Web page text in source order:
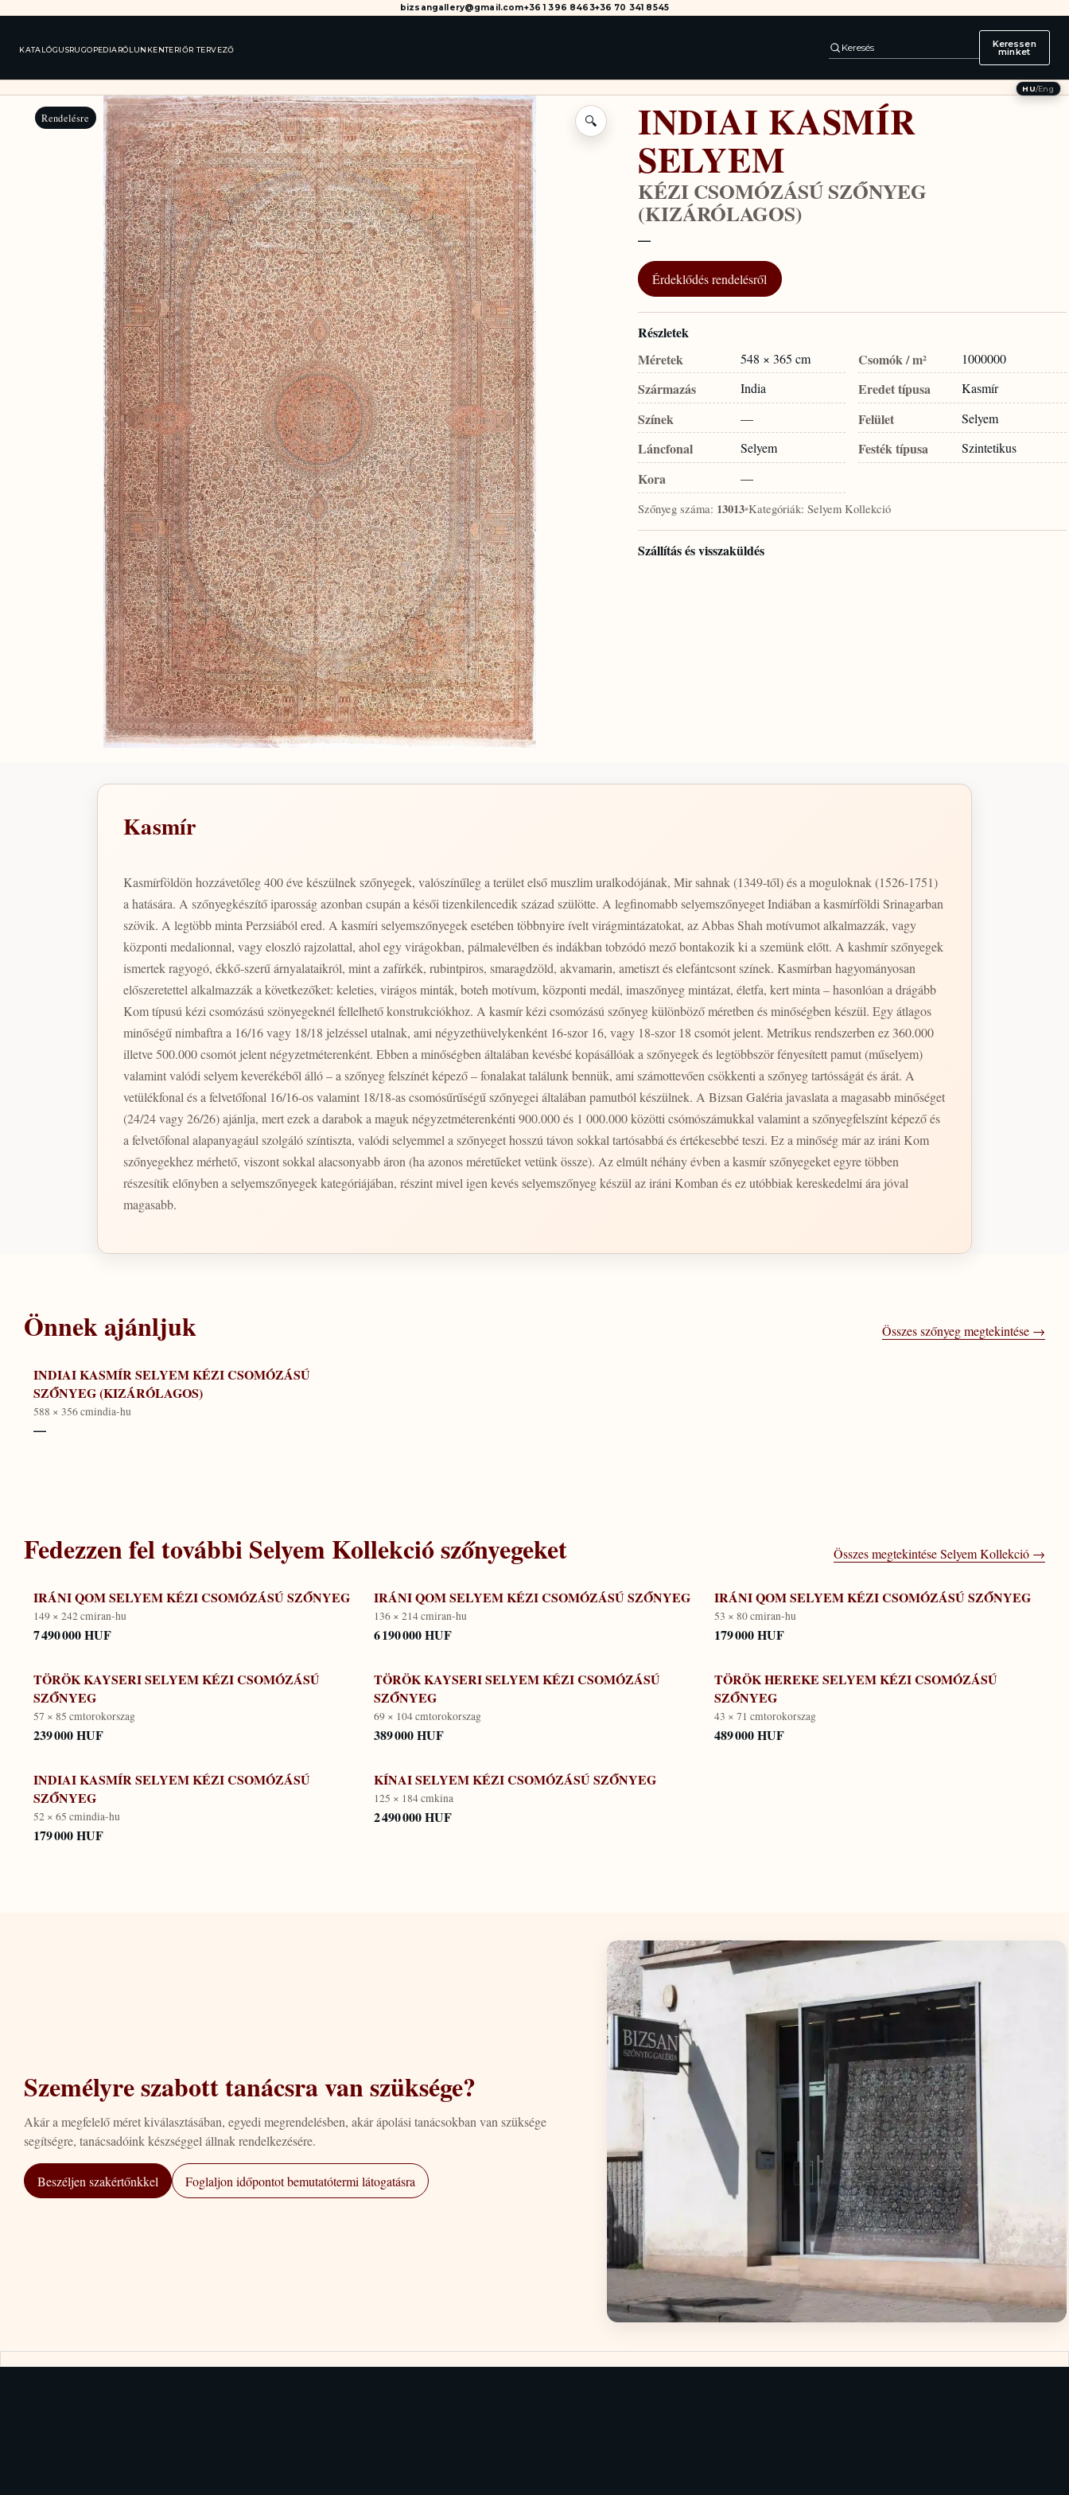
bizsangallery@gmail.com+36 1 396 8463+36 70 341 8545
KATALÓGUSRUGOPEDIARÓLUNKENTERIŐR TERVEZŐ Keresés Keressen
minket
HU/Eng
Rendelésre 🔍 INDIAI KASMÍR
SELYEM
KÉZI CSOMÓZÁSÚ SZŐNYEG
(KIZÁRÓLAGOS)
—
Érdeklődés rendelésről
Részletek
Méretek
548 × 365 cm Csomók / m² 1000000
Származás India Eredet típusa Kasmír
Színek — Felület Selyem
Láncfonal Selyem Festék típusa Szintetikus
Kora —
Szőnyeg száma: 13013•Kategóriák: Selyem Kollekció
Szállítás és visszaküldés
Kasmír
Kasmírföldön hozzávetőleg 400 éve készülnek szőnyegek, valószínűleg a terület első muszlim uralkodójának, Mir sahnak (1349-től) és a moguloknak (1526-1751)
a hatására. A szőnyegkészítő iparosság azonban csupán a késői tizenkilencedik század szülötte. A legfinomabb selyemszőnyeget Indiában a kasmírföldi Srinagarban
szövik. A legtöbb minta Perzsiából ered. A kasmíri selyemszőnyegek esetében többnyire ívelt virágmintázatokat, az Abbas Shah motívumot alkalmazzák, vagy
központi medalionnal, vagy eloszló rajzolattal, ahol egy virágokban, pálmalevélben és indákban tobzódó mező bontakozik ki a szemünk előtt. A kashmír szőnyegek
ismertek ragyogó, ékkő-szerű árnyalataikról, mint a zafírkék, rubintpiros, smaragdzöld, akvamarin, ametiszt és elefántcsont színek. Kasmírban hagyományosan
előszeretettel alkalmazzák a következőket: keleties, virágos minták, boteh motívum, központi medál, imaszőnyeg mintázat, életfa, kert minta – hasonlóan a drágább
Kom típusú kézi csomózású szönyegeknél fellelhető konstrukciókhoz. A kasmír kézi csomózású szőnyeg különböző méretben és minőségben készül. Egy átlagos
minőségű nimbaftra a 16/16 vagy 18/18 jelzéssel utalnak, ami négyzethüvelykenként 16-szor 16, vagy 18-szor 18 csomót jelent. Metrikus rendszerben ez 360.000
illetve 500.000 csomót jelent négyzetméterenként. Ebben a minőségben általában kevésbé kopásállóak a szőnyegek és legtöbbször fényesített pamut (műselyem)
valamint valódi selyem keverékéből álló – a szőnyeg felszínét képező – fonalakat találunk bennük, ami számottevően csökkenti a szőnyeg tartósságát és árát. A
vetülékfonal és a felvetőfonal 16/16-os valamint 18/18-as csomósűrűségű szőnyegei általában pamutból készülnek. A Bizsan Galéria javaslata a magasabb minőséget
(24/24 vagy 26/26) ajánlja, mert ezek a darabok a maguk négyzetméterenkénti 900.000 és 1 000.000 közötti csómószámukkal valamint a szőnyegfelszínt képező és
a felvetőfonal alapanyagául szolgáló színtiszta, valódi selyemmel a szőnyeget hosszú távon sokkal tartósabbá és értékesebbé teszi. Ez a minőség már az iráni Kom
szőnyegekhez mérhető, viszont sokkal alacsonyabb áron (ha azonos méretűeket vetünk össze). Az elmúlt néhány évben a kasmír szőnyegeket egyre többen
részesítik előnyben a selyemszőnyegek kategóriájában, részint mivel igen kevés selyemszőnyeg készül az iráni Komban és ez utóbbiak kereskedelmi ára jóval
magasabb.
Önnek ajánljuk Összes szőnyeg megtekintése →
INDIAI KASMÍR SELYEM KÉZI CSOMÓZÁSÚ
SZŐNYEG (KIZÁRÓLAGOS)
588 × 356 cmindia-hu
—
Fedezzen fel további Selyem Kollekciószőnyegeket Összes megtekintése Selyem Kollekció →
IRÁNI QOM SELYEM KÉZI CSOMÓZÁSÚ SZŐNYEG
149 × 242 cmiran-hu
7 490 000 HUF
IRÁNI QOM SELYEM KÉZI CSOMÓZÁSÚ SZŐNYEG
136 × 214 cmiran-hu
6 190 000 HUF
IRÁNI QOM SELYEM KÉZI CSOMÓZÁSÚ SZŐNYEG
53 × 80 cmiran-hu
179 000 HUF
TÖRÖK KAYSERI SELYEM KÉZI CSOMÓZÁSÚ
SZŐNYEG
57 × 85 cmtorokorszag
239 000 HUF
TÖRÖK KAYSERI SELYEM KÉZI CSOMÓZÁSÚ
SZŐNYEG
69 × 104 cmtorokorszag
389 000 HUF
TÖRÖK HEREKE SELYEM KÉZI CSOMÓZÁSÚ
SZŐNYEG
43 × 71 cmtorokorszag
489 000 HUF
INDIAI KASMÍR SELYEM KÉZI CSOMÓZÁSÚ
SZŐNYEG
52 × 65 cmindia-hu
179 000 HUF
KÍNAI SELYEM KÉZI CSOMÓZÁSÚ SZŐNYEG
125 × 184 cmkina
2 490 000 HUF
Személyre szabott tanácsra van szüksége?
Akár a megfelelő méret kiválasztásában, egyedi megrendelésben, akár ápolási tanácsokban van szüksége
segítségre, tanácsadóink készséggel állnak rendelkezésére.
Beszéljen szakértőnkkel Foglaljon időpontot bemutatótermi látogatásra